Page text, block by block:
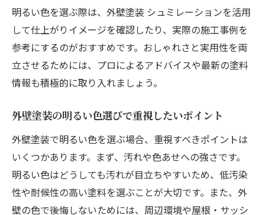
明るい色を選ぶ際は、外壁塗装 シュミレーションを活用
して仕上がりイメージを確認したり、実際の施工事例を
参考にするのがおすすめです。おしゃれさと実用性を両
立させるためには、プロによるアドバイスや最新の塗料
情報も積極的に取り入れましょう。
外壁塗装の明るい色選びで重視したいポイント
外壁塗装で明るい色を選ぶ場合、重視すべきポイントは
いくつかあります。まず、汚れや色あせへの強さです。
明るい色はどうしても汚れが目立ちやすいため、低汚染
性や耐候性の高い塗料を選ぶことが大切です。また、外
壁の色で後悔しないためには、周辺環境や屋根・サッシ